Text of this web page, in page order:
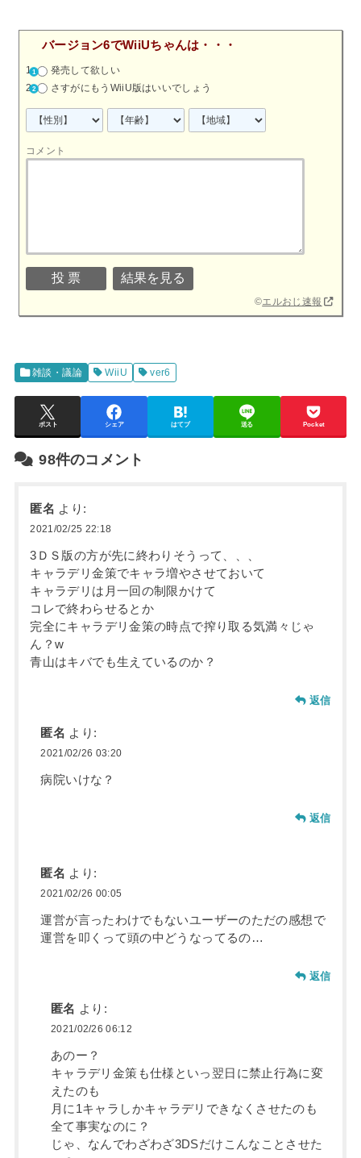
バージョン6でWiiUちゃんは・・・
発売して欲しい
さすがにもうWiiU版はいいでしょう
コメント
©エルおじ速報
雑談・議論 WiiU ver6
ポスト シェア はてブ 送る Pocket
98件のコメント
匿名 より:
2021/02/25 22:18
3ＤＳ版の方が先に終わりそうって、、、
キャラデリ金策でキャラ増やさせておいて
キャラデリは月一回の制限かけて
コレで終わらせるとか
完全にキャラデリ金策の時点で搾り取る気満々じゃ
ん？w
青山はキバでも生えているのか？
返信
匿名 より:
2021/02/26 03:20
病院いけな？
返信
匿名 より:
2021/02/26 00:05
運営が言ったわけでもないユーザーのただの感想で
運営を叩くって頭の中どうなってるの…
返信
匿名 より:
2021/02/26 06:12
あのー？
キャラデリ金策も仕様といっ翌日に禁止行為に変
えたのも
月に1キャラしかキャラデリできなくさせたのも
全て事実なのに？
じゃ、なんでわざわざ3DSだけこんなことさせた